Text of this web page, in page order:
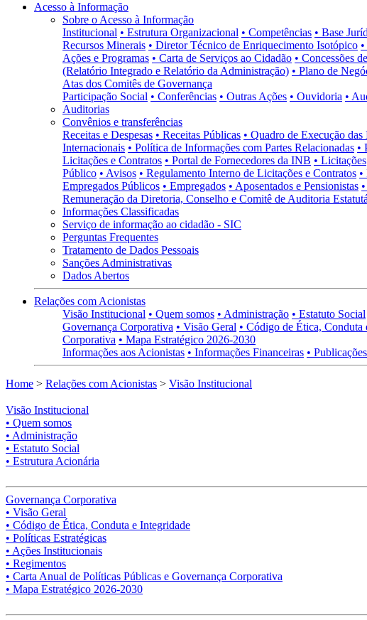
Acesso à Informação
Sobre o Acesso à Informação
Institucional • Estrutura Organizacional • Competências • Base
Recursos Minerais • Diretor Técnico de Enriquecimento Isotópico
Ações e Programas • Carta de Serviços ao Cidadão • Concessões
(Relatório Integrado e Relatório da Administração) • Plano de
Atas dos Comitês de Governança
Participação Social • Conferências • Outras Ações • Ouvidoria •
Auditorias
Convênios e transferências
Receitas e Despesas • Receitas Públicas • Quadro de Execução
Internacionais • Política de Informações com Partes Relacionadas •
Licitações e Contratos • Portal de Fornecedores da INB • Licitações
Público • Avisos • Regulamento Interno de Licitações e Contratos •
Empregados Públicos • Empregados • Aposentados e Pensionistas
Remuneração da Diretoria, Conselho e Comitê de Auditoria
Informações Classificadas
Serviço de informação ao cidadão - SIC
Perguntas Frequentes
Tratamento de Dados Pessoais
Sanções Administrativas
Dados Abertos
Relações com Acionistas
Visão Institucional • Quem somos • Administração • Estatuto Social
Governança Corporativa • Visão Geral • Código de Ética, Conduta
Corporativa • Mapa Estratégico 2026-2030
Informações aos Acionistas • Informações Financeiras • Publicações
Home > Relações com Acionistas > Visão Institucional
Visão Institucional
• Quem somos
• Administração
• Estatuto Social
• Estrutura Acionária
Governança Corporativa
• Visão Geral
• Código de Ética, Conduta e Integridade
• Políticas Estratégicas
• Ações Institucionais
• Regimentos
• Carta Anual de Políticas Públicas e Governança Corporativa
• Mapa Estratégico 2026-2030